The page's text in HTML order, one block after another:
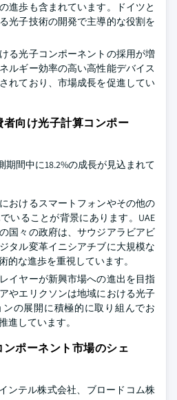
進歩も含まれています。ドイツと
光子技術の開発で主導的な役割を
る光子コンポーネントの採用が増
ルギー効率の高い高性能デバイス
れており、市場成長を促進してい
向け光子計算コンポー
間中に18.2%の成長が見込まれて
おけるスマートフォンやその他の
いることが背景にあります。UAE
国々の政府は、サウジアラビアビ
タル変革イニシアチブに大規模な
的な進歩を重視しています。
イヤーが新興市場への進出を目指
やエリクソンは地域における光子
の展開に積極的に取り組んでお
進しています。
ポーネント市場のシェ
ンテル株式会社、ブロードコム株